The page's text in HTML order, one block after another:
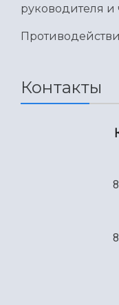
руководителя и
Контакты